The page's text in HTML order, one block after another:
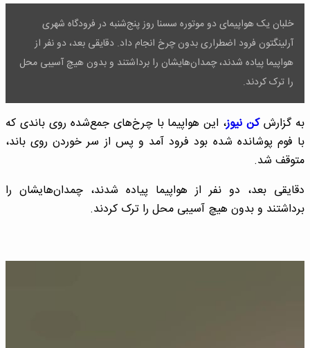
خلبان یک هواپیمای دو موتوره سسنا روز پنج‌شنبه در فرودگاه شهری
آرلینگتون فرود اضطراری بدون چرخ انجام داد. دقایقی بعد، دو نفر از
هواپیما پیاده شدند، چمدان‌هایشان را برداشتند و بدون هیچ آسیبی محل
را ترک کردند.
به گزارشکن نیوز، این هواپیما با چرخ‌های جمع‌شده روی باندی که
با فوم پوشانده شده بود فرود آمد و پس از سر خوردن رو‌ی باند،
متوقف شد.
دقایقی بعد، دو نفر از هواپیما پیاده شدند، چمدان‌هایشان را
برداشتند و بدون هیچ آسیبی محل را ترک کردند.